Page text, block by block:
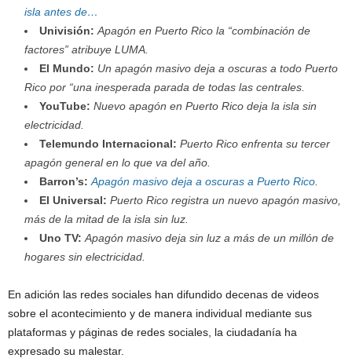
isla antes de…
Univisión: Apagón en Puerto Rico la “combinación de
factores” atribuye LUMA.
El Mundo: Un apagón masivo deja a oscuras a todo Puerto
Rico por “una inesperada parada de todas las centrales.
YouTube: Nuevo apagón en Puerto Rico deja la isla sin
electricidad.
Telemundo Internacional: Puerto Rico enfrenta su tercer
apagón general en lo que va del año.
Barron’s: Apagón masivo deja a oscuras a Puerto Rico
El Universal: Puerto Rico registra un nuevo apagón masivo,
más de la mitad de la isla sin luz.
Uno TV: Apagón masivo deja sin luz a más de un millón de
hogares sin electricidad.
En adición las redes sociales han difundido decenas de videos
sobre el acontecimiento y de manera individual mediante sus
plataformas y páginas de redes sociales, la ciudadanía ha
expresado su malestar.